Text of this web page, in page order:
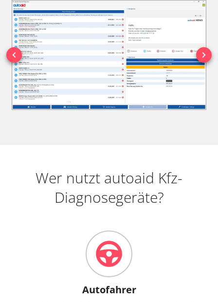
Wer nutzt autoaid Kfz-
Diagnosegeräte?
Autofahrer